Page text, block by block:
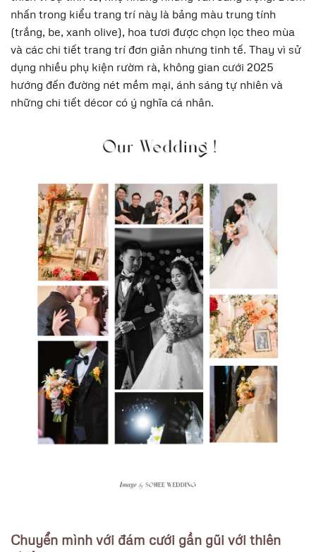
nhấn trong kiểu trang trí này là bảng màu trung tính
(trắng, be, xanh olive), hoa tươi được chọn lọc theo mùa
và các chi tiết trang trí đơn giản nhưng tinh tế. Thay vì sử
dụng nhiều phụ kiện rườm rà, không gian cưới 2025
hướng đến đường nét mềm mại, ánh sáng tự nhiên và
những chi tiết décor có ý nghĩa cá nhân.
Chuyển mình với đám cưới gần gũi với thiên